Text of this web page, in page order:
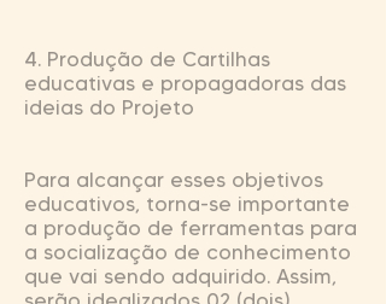
4. Produção de Cartilhas
educativas e propagadoras das
ideias do Projeto
Para alcançar esses objetivos
educativos, torna-se importante
a produção de ferramentas para
a socialização de conhecimento
que vai sendo adquirido. Assim,